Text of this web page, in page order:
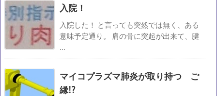
入院！
入院した！ と言っても突然では無く、ある
意味予定通り。 肩の骨に突起が出来て、腱
...
マイコプラズマ肺炎が取り持つ ご
縁!?